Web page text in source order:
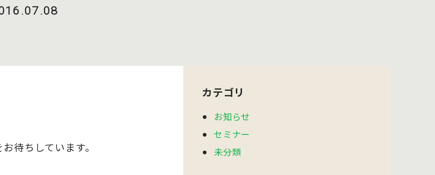
待ちしています。
カテゴリ
お知らせ
セミナー
未分類